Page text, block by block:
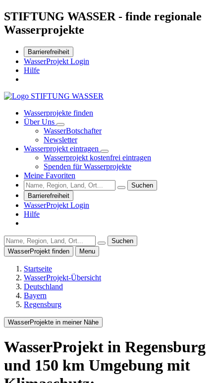
STIFTUNG WASSER - finde regionale
Wasserprojekte
Barrierefreiheit
WasserProjekt Login
Hilfe
Wasserprojekte finden
Über Uns
WasserBotschafter
Newsletter
Wasserprojekt eintragen
Wasserprojekt kostenfrei eintragen
Spenden für Wasserprojekte
Meine Favoriten
Suchen
Barrierefreiheit
WasserProjekt Login
Hilfe
Suchen
WasserProjekt finden
Menu
Startseite
WasserProjekt-Übersicht
Deutschland
Bayern
Regensburg
WasserProjekte in meiner Nähe
WasserProjekt in Regensburg
und 150 km Umgebung mit